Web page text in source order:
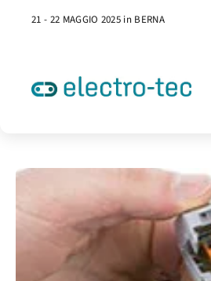
21 - 22 MAGGIO 2025 in BERNA